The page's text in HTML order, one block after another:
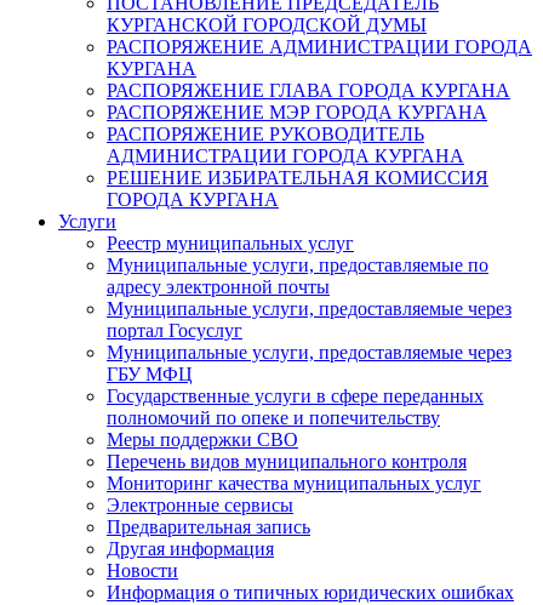
КУРГАНСКОЙ ГОРОДСКОЙ ДУМЫ
РАСПОРЯЖЕНИЕ АДМИНИСТРАЦИИ ГОРОДА
КУРГАНА
РАСПОРЯЖЕНИЕ ГЛАВА ГОРОДА КУРГАНА
РАСПОРЯЖЕНИЕ МЭР ГОРОДА КУРГАНА
РАСПОРЯЖЕНИЕ РУКОВОДИТЕЛЬ
АДМИНИСТРАЦИИ ГОРОДА КУРГАНА
РЕШЕНИЕ ИЗБИРАТЕЛЬНАЯ КОМИССИЯ
ГОРОДА КУРГАНА
Услуги
Реестр муниципальных услуг
Муниципальные услуги, предоставляемые по
адресу электронной почты
Муниципальные услуги, предоставляемые через
портал Госуслуг
Муниципальные услуги, предоставляемые через
ГБУ МФЦ
Государственные услуги в сфере переданных
полномочий по опеке и попечительству
Меры поддержки СВО
Перечень видов муниципального контроля
Мониторинг качества муниципальных услуг
Электронные сервисы
Предварительная запись
Другая информация
Новости
Информация о типичных юридических ошибках